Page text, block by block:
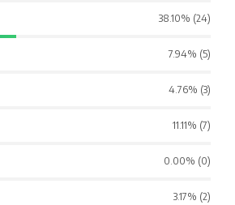
38.10% (24)
7.94% (5)
4.76% (3)
11.11% (7)
0.00% (0)
3.17% (2)